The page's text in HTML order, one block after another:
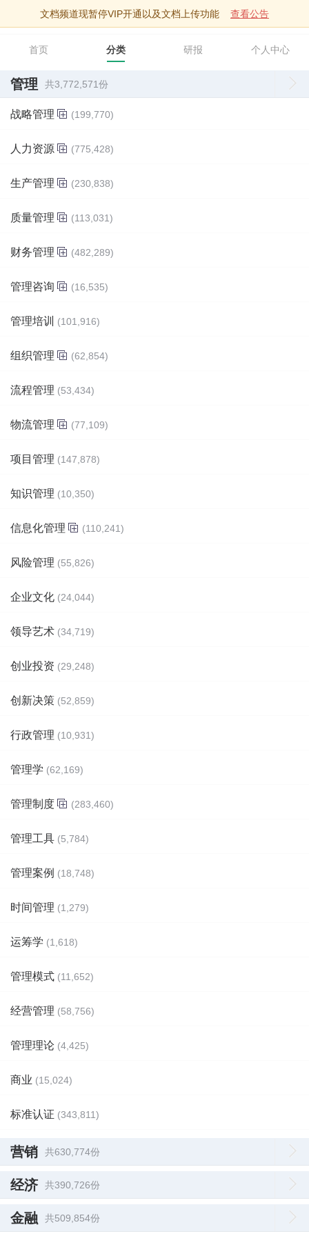
文档频道现暂停VIP开通以及文档上传功能 查看公告
智库文档
首页 分类 研报 个人中心
管理 共3,772,571份
战略管理 (199,770)
人力资源 (775,428)
生产管理 (230,838)
质量管理 (113,031)
财务管理 (482,289)
管理咨询 (16,535)
管理培训 (101,916)
组织管理 (62,854)
流程管理 (53,434)
物流管理 (77,109)
项目管理 (147,878)
知识管理 (10,350)
信息化管理 (110,241)
风险管理 (55,826)
企业文化 (24,044)
领导艺术 (34,719)
创业投资 (29,248)
创新决策 (52,859)
行政管理 (10,931)
管理学 (62,169)
管理制度 (283,460)
管理工具 (5,784)
管理案例 (18,748)
时间管理 (1,279)
运筹学 (1,618)
管理模式 (11,652)
经营管理 (58,756)
管理理论 (4,425)
商业 (15,024)
标准认证 (343,811)
营销 共630,774份
经济 共390,726份
金融 共509,854份